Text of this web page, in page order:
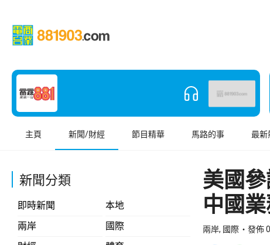
主頁 新聞/財經 節目精華 馬路的事 最新
新聞分類
即時新聞
本地
兩岸
國際
美國
中國
兩岸, 國際 發佈